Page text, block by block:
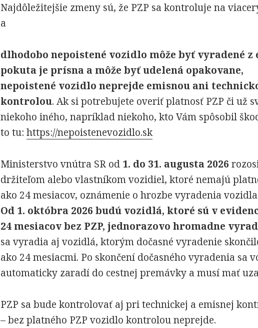
Najdôležitejšie zmeny sú, že PZP sa kontroluje na
a
dlhodobo nepoistené vozidlo môže byť vyradené z
pokuta je prísna a môže byť udelená opakovane,
nepoistené vozidlo neprejde emisnou ani
kontrolou. Ak si potrebujete overiť platnosť PZP či už
niekoho iného, napríklad niekoho, kto Vám spôsobil
to tu:https://nepoistenevozidlo.sk
Ministerstvo vnútra SR od 1. do 31. augusta 2026
držiteľom alebo vlastníkom vozidiel, ktoré nemajú
ako 24 mesiacov, oznámenie o hrozbe vyradenia
Od 1. októbra 2026 budú vozidlá, ktoré sú v
24 mesiacov bez PZP, jednorazovo hromadne
sa vyradia aj vozidlá, ktorým dočasné vyradenie
ako 24 mesiacmi. Po skončení dočasného vyradenia sa
automaticky zaradí do cestnej premávky a musí mať
PZP sa bude kontrolovať aj pri technickej a emisnej
– bez platného PZP vozidlo kontrolou neprejde.